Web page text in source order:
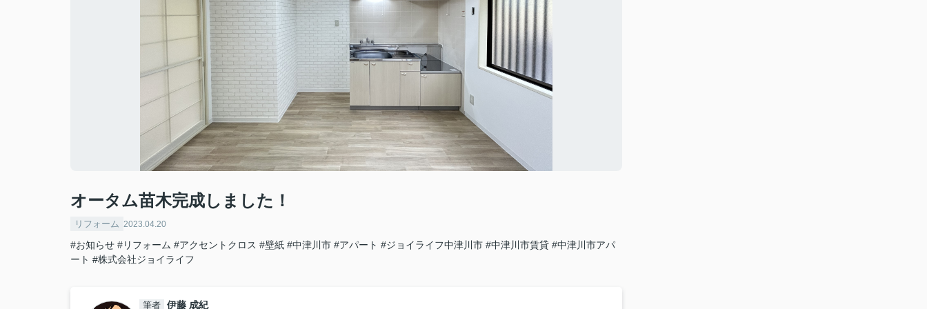
オータム苗木完成しました！
リフォーム 2023.04.20
#お知らせ #リフォーム #アクセントクロス #壁紙 #中津川市 #アパート #ジョイライフ中津川市 #中津川市賃貸 #中津川市アパ
ート #株式会社ジョイライフ
筆者 伊藤 成紀